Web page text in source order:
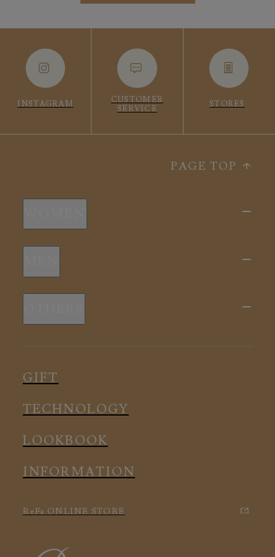
INSTAGRAM
CUSTOMER
SERVICE
STORES
PAGE TOP
新商品
スリープウェア
ルームウェア
アクセサリー
新商品
ルームウェア
アクセサリー
GIFT
TECHNOLOGY
LOOKBOOK
INFORMATION
ReFa ONLINE STORE